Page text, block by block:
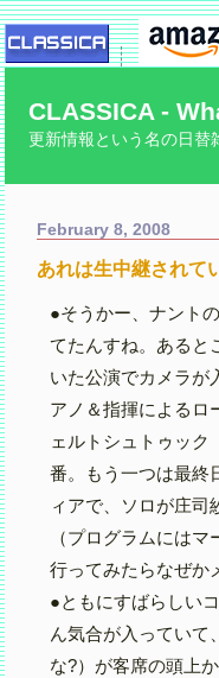
CLASSICA -
更新情報という名の日替
February 8, 2008
あれは生中継されて
●そうかー、ナント
てたんすね。あると
いた公演でカメラが
アノ＆指揮によるロ
ェルトシュトゥック
番。もう一つは最終
ィアで、ソロが庄司
（プログラムには
行ってみたらなぜか
●ともにすばらしい
ん気合が入っていて
な?）が客席の頭上